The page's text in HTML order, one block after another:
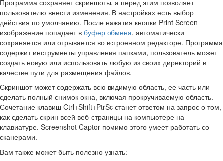
Программа сохраняет скриншоты, а перед этим позволяет
пользователю внести изменения. В настройках есть выбор
действия по умолчанию. После нажатия кнопки Print Screen
изображение попадает в буфер обмена, автоматически
сохраняется или отрывается во встроенном редакторе. Программа
содержит инструменты управления папками, пользователь может
создать новую или использовать любую из своих директорий в
качестве пути для размещения файлов.
Скриншот может содержать всю видимую область, ее часть или
сделать полный снимок окна, включая прокручиваемую область.
Сочетание клавиш Ctrl+Shift+PtrSc станет ответом на запрос о том,
как сделать скрин всей веб-страницы на компьютере на
клавиатуре. Screenshot Captor помимо этого умеет работать со
сканерами.
Вам также может быть полезно узнать: